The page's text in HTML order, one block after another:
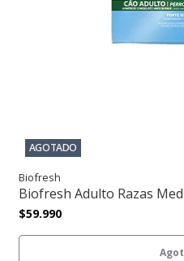
AGOTADO
Biofresh
Biofresh Adulto Razas
$59.990